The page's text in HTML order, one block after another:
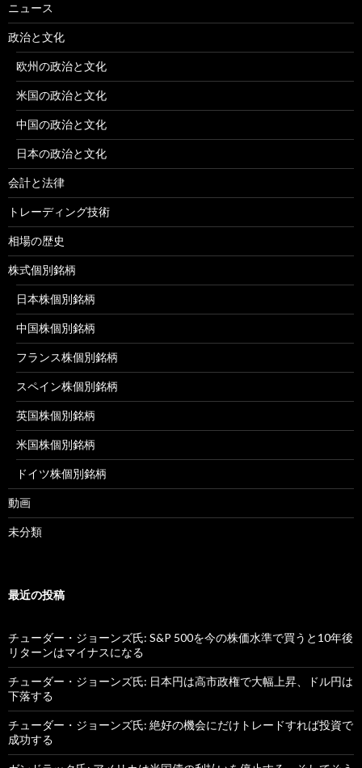
ニュース
政治と文化
欧州の政治と文化
米国の政治と文化
中国の政治と文化
日本の政治と文化
会計と法律
トレーディング技術
相場の歴史
株式個別銘柄
日本株個別銘柄
中国株個別銘柄
フランス株個別銘柄
スペイン株個別銘柄
英国株個別銘柄
米国株個別銘柄
ドイツ株個別銘柄
動画
未分類
最近の投稿
チューダー・ジョーンズ氏: S&P 500を今の株価水準で買うと10年後
リターンはマイナスになる
チューダー・ジョーンズ氏: 日本円は高市政権で大幅上昇、ドル円は
下落する
チューダー・ジョーンズ氏: 絶好の機会にだけトレードすれば投資で
成功する